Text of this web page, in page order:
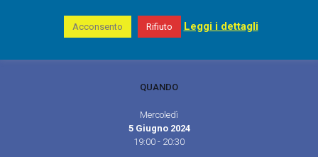
QUANDO
Mercoledì
5 Giugno 2024
19:00 - 20:30
Acconsento Rifiuto Leggi i dettagli